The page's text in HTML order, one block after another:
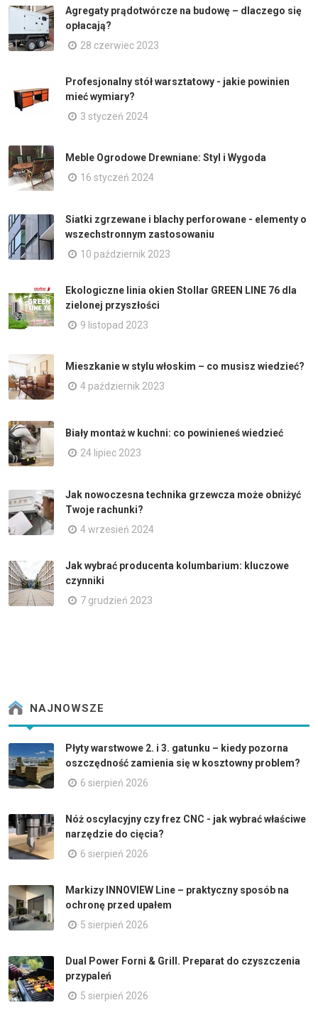
Agregaty prądotwórcze na budowę – dlaczego się
opłacają?
28 czerwiec 2023
Profesjonalny stół warsztatowy - jakie powinien
mieć wymiary?
3 styczeń 2024
Meble Ogrodowe Drewniane: Styl i Wygoda
16 styczeń 2024
Siatki zgrzewane i blachy perforowane - elementy o
wszechstronnym zastosowaniu
10 październik 2023
Ekologiczne linia okien Stollar GREEN LINE 76 dla
zielonej przyszłości
9 listopad 2023
Mieszkanie w stylu włoskim – co musisz wiedzieć?
4 październik 2023
Biały montaż w kuchni: co powinieneś wiedzieć
24 lipiec 2023
Jak nowoczesna technika grzewcza może obniżyć
Twoje rachunki?
4 wrzesień 2024
Jak wybrać producenta kolumbarium: kluczowe
czynniki
7 grudzień 2023
NAJNOWSZE
Płyty warstwowe 2. i 3. gatunku – kiedy pozorna
oszczędność zamienia się w kosztowny problem?
6 sierpień 2026
Nóż oscylacyjny czy frez CNC - jak wybrać właściwe
narzędzie do cięcia?
6 sierpień 2026
Markizy INNOVIEW Line – praktyczny sposób na
ochronę przed upałem
5 sierpień 2026
Dual Power Forni & Grill. Preparat do czyszczenia
przypaleń
5 sierpień 2026